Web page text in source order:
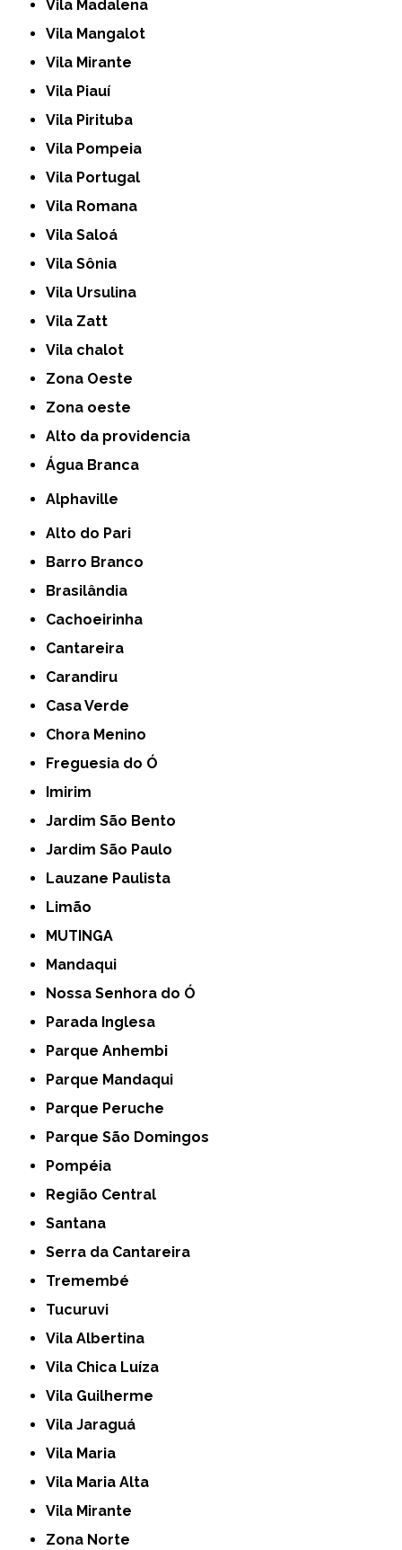
Vila Madalena
Vila Mangalot
Vila Mirante
Vila Piauí
Vila Pirituba
Vila Pompeia
Vila Portugal
Vila Romana
Vila Saloá
Vila Sônia
Vila Ursulina
Vila Zatt
Vila chalot
Zona Oeste
Zona oeste
alto da providencia
Água Branca
Alphaville
Alto do Pari
Barro Branco
Brasilândia
Cachoeirinha
Cantareira
Carandiru
Casa Verde
Chora Menino
Freguesia do Ó
Imirim
Jardim São Bento
Jardim São Paulo
Lauzane Paulista
Limão
MUTINGA
Mandaqui
Nossa Senhora do Ó
Parada Inglesa
Parque Anhembi
Parque Mandaqui
Parque Peruche
Parque São Domingos
Pompéia
Região Central
Santana
Serra da Cantareira
Tremembé
Tucuruvi
Vila Albertina
Vila Chica Luíza
Vila Guilherme
Vila Jaraguá
Vila Maria
Vila Maria Alta
Vila Mirante
Zona Norte